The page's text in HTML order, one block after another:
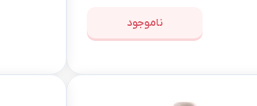
ناموجود